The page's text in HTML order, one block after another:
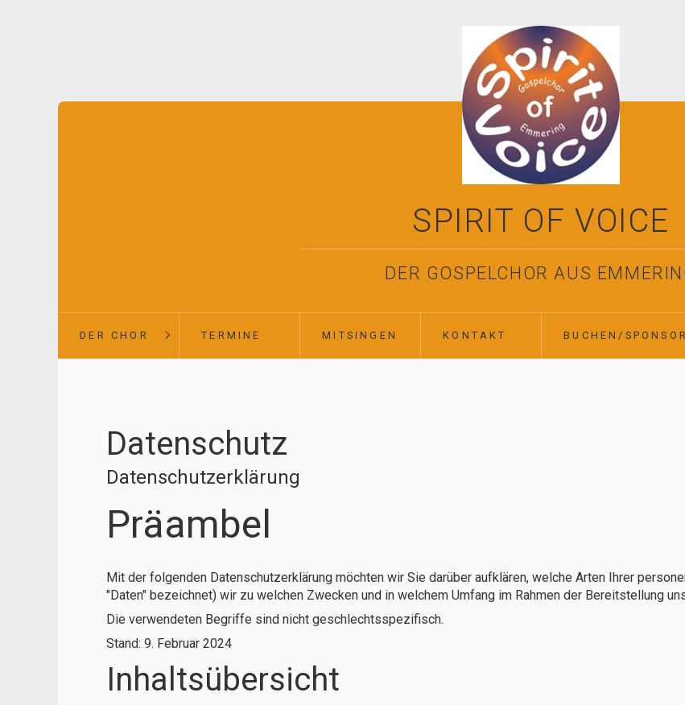
SPIRIT OF VOICE
DER GOSPELCHOR AUS
DER CHOR TERMINE MITSINGEN KONTAKT BUCHEN/
Datenschutz
Datenschutzerklärung
Präambel
Mit der folgenden Datenschutzerklärung möchten wir Sie darüber aufklären, welche Arten Ihrer
"Daten" bezeichnet) wir zu welchen Zwecken und in welchem Umfang im Rahmen der Bereitstellung
Die verwendeten Begriffe sind nicht geschlechtsspezifisch.
Stand: 9. Februar 2024
Inhaltsübersicht